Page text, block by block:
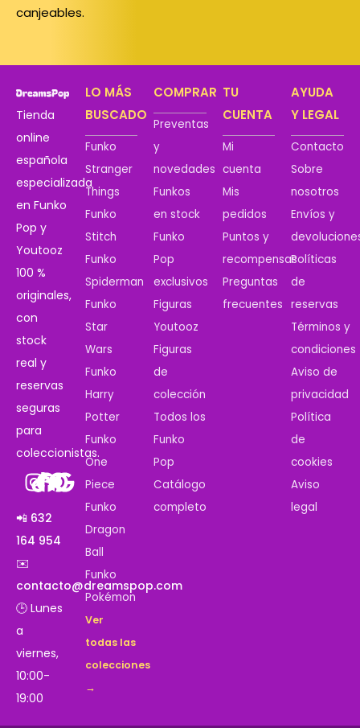
canjeables.
Tienda
online
española
especializada
en Funko
Pop y
Youtooz
100 %
originales,
con
stock
real y
reservas
seguras
para
coleccionistas.
📲 632
164 954
✉️
contacto@dreamspop.com
🕒 Lunes
a
viernes,
10:00-
19:00
LO MÁS
BUSCADO
Funko
Stranger
Things
Funko
Stitch
Funko
Spiderman
Funko
Star
Wars
Funko
Harry
Potter
Funko
One
Piece
Funko
Dragon
Ball
Funko
Pokémon
Ver
todas las
colecciones
→
COMPRAR
Preventas
y
novedades
Funkos
en stock
Funko
Pop
exclusivos
Figuras
Youtooz
Figuras
de
colección
Todos los
Funko
Pop
Catálogo
completo
TU
CUENTA
Mi
cuenta
Mis
pedidos
Puntos y
recompensas
Preguntas
frecuentes
AYUDA
Y LEGAL
Contacto
Sobre
nosotros
Envíos y
Políticas
de
reservas
Términos y
condiciones
Aviso de
privacidad
Política
de
cookies
Aviso
legal